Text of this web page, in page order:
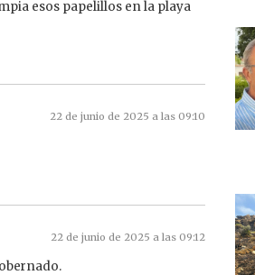
esos papelillos en la playa
22 de junio de 2025 a las 09:10
22 de junio de 2025 a las 09:12